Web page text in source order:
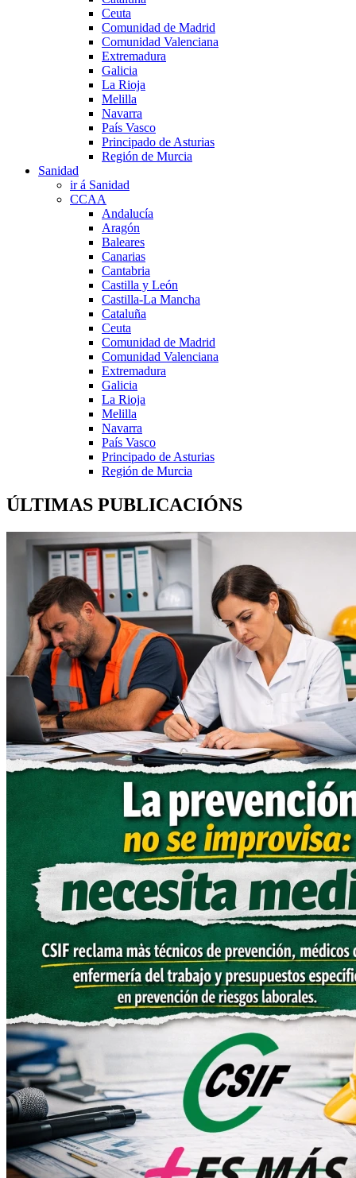
Ceuta
Comunidad de Madrid
Comunidad Valenciana
Extremadura
Galicia
La Rioja
Melilla
Navarra
País Vasco
Principado de Asturias
Región de Murcia
Sanidad
ir á Sanidad
CCAA
Andalucía
Aragón
Baleares
Canarias
Cantabria
Castilla y León
Castilla-La Mancha
Cataluña
Ceuta
Comunidad de Madrid
Comunidad Valenciana
Extremadura
Galicia
La Rioja
Melilla
Navarra
País Vasco
Principado de Asturias
Región de Murcia
ÚLTIMAS PUBLICACIÓNS